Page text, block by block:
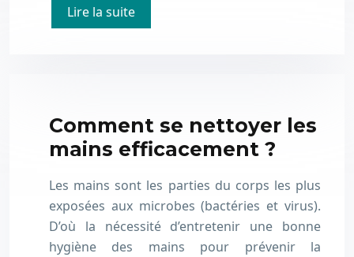
Lire la suite
Comment se nettoyer les
mains efficacement ?
Les mains sont les parties du corps les plus
exposées aux microbes (bactéries et virus).
D’où la nécessité d’entretenir une bonne
hygiène des mains pour prévenir la